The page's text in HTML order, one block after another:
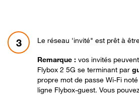
3 Le réseau 'invité" est prêt à
Remarque : vos invités
Flybox 2 5G se terminant par
propre mot de passe Wi-Fi
ligne Flybox-guest. Vous